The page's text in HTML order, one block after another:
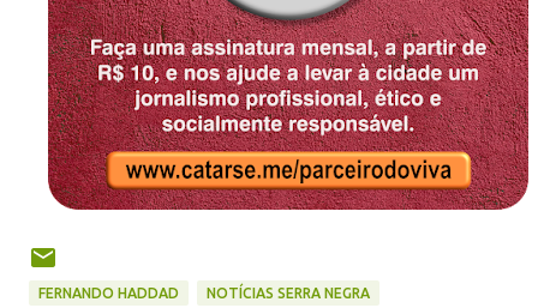
FERNANDO HADDAD NOTÍCIAS SERRA NEGRA